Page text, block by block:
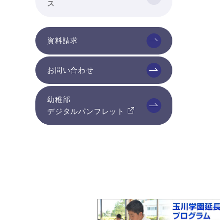
ス
資料請求
お問い合わせ
幼稚部
デジタルパンフレット